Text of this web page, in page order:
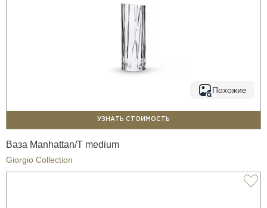
Похожие
УЗНАТЬ СТОИМОСТЬ
Ваза Manhattan/T medium
Giorgio Collection